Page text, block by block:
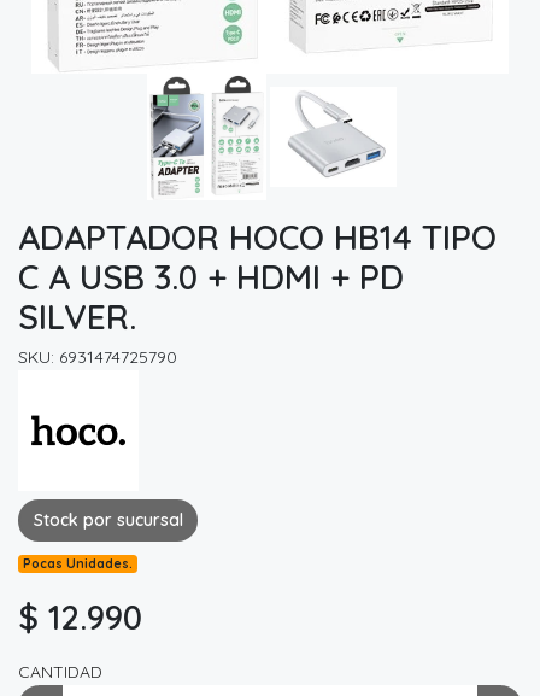
ADAPTADOR HOCO HB14 TIPO
C A USB 3.0 + HDMI + PD
SILVER.
SKU: 6931474725790
Stock por sucursal
Pocas Unidades.
$ 12.990
CANTIDAD